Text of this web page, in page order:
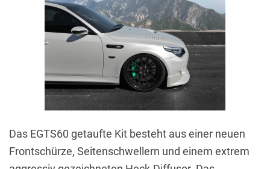
Das EGTS60 getaufte Kit besteht aus einer neuen
Frontschürze, Seitenschwellern und einem extrem